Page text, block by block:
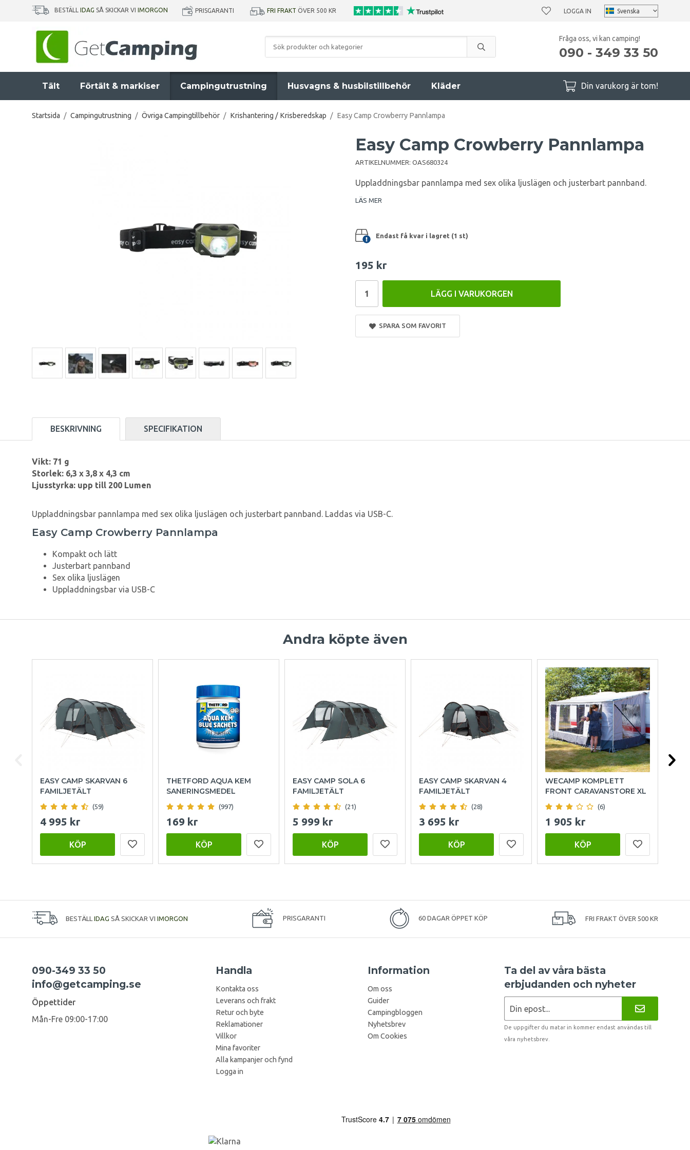
BESTÄLL IDAG SÅ SKICKAR VI IMORGON PRISGARANTI FRI FRAKT ÖVER 500 KR LOGGA IN
Fråga oss, vi kan camping!
090 - 349 33 50
Tält Förtält & markiser Campingutrustning Husvagns & husbilstillbehör Kläder Din varukorg är tom!
Startsida / Campingutrustning / Övriga Campingtillbehör / Krishantering / Krisberedskap / Easy Camp Crowberry Pannlampa
Easy Camp Crowberry Pannlampa
ARTIKELNUMMER: OAS680324
Uppladdningsbar pannlampa med sex olika ljuslägen och justerbart pannband.
LÄS MER
Endast få kvar i lagret (1 st)
195 kr
LÄGG I VARUKORGEN
SPARA SOM FAVORIT
BESKRIVNING SPECIFIKATION
Vikt: 71 g
Storlek: 6,3 x 3,8 x 4,3 cm
Ljusstyrka: upp till 200 Lumen
Uppladdningsbar pannlampa med sex olika ljuslägen och justerbart pannband. Laddas via USB-C.
Easy Camp Crowberry Pannlampa
Kompakt och lätt
Justerbart pannband
Sex olika ljuslägen
Uppladdningsbar via USB-C
Andra köpte även
EASY CAMP SKARVAN 6
FAMILJETÄLT
(59)
4 995 kr
KÖP
THETFORD AQUA KEM
SANERINGSMEDEL
(997)
169 kr
KÖP
EASY CAMP SOLA 6
FAMILJETÄLT
(21)
5 999 kr
KÖP
EASY CAMP SKARVAN 4
FAMILJETÄLT
(28)
3 695 kr
KÖP
WECAMP KOMPLETT
FRONT CARAVANSTORE XL
(6)
1 905 kr
KÖP
BESTÄLL IDAG SÅ SKICKAR VI IMORGON PRISGARANTI 60 DAGAR ÖPPET KÖP FRI FRAKT ÖVER 500 KR
090-349 33 50
info@getcamping.se
Öppettider
Mån-Fre 09:00-17:00
Handla
Kontakta oss
Leverans och frakt
Retur och byte
Reklamationer
Villkor
Mina favoriter
Alla kampanjer och fynd
Logga in
Information
Om oss
Guider
Campingbloggen
Nyhetsbrev
Om Cookies
Ta del av våra bästa
erbjudanden och nyheter
De uppgifter du matar in kommer endast användas till
våra nyhetsbrev.